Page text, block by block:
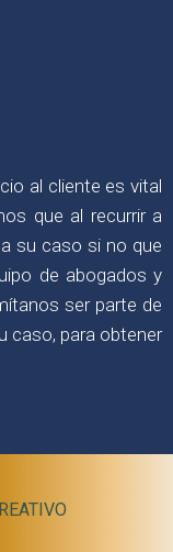
al cliente es vital
que al recurrir a
su caso si no que
de abogados y
ser parte de
caso, para obtener